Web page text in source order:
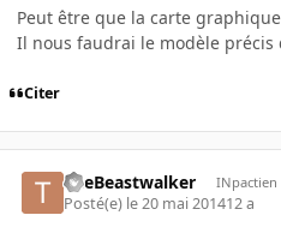
Peut être que la carte
Il nous faudrai le modèle précis
Citer
TheBeastwalker INpactien
Posté(e) le 20 mai 201412 a